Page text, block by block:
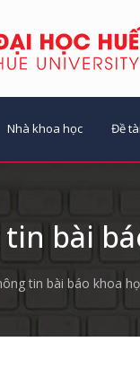
Nhà khoa học Đề
bài
tin bài báo khoa